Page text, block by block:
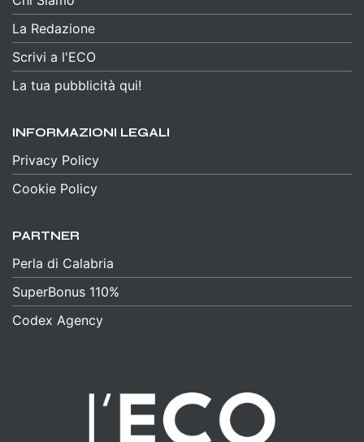
La Redazione
Scrivi a l'ECO
La tua pubblicità qui!
INFORMAZIONI LEGALI
Privacy Policy
Cookie Policy
PARTNER
Perla di Calabria
SuperBonus 110%
Codex Agency